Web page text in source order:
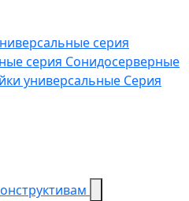
серия
серия Сонидосерверные
универсальные Серия